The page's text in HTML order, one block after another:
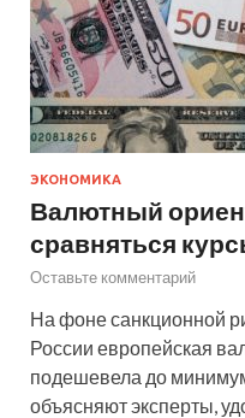
ЭКОНОМИКА
Валютный
сравняться
Оставьте комментарий
На фоне санкционной
России европейская
подешевела до
объясняют эксперты,